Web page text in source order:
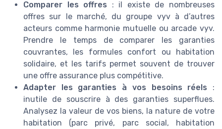
Comparer les offres : il existe de nombreuses
offres sur le marché, du groupe vyv à d’autres
acteurs comme harmonie mutuelle ou arcade vyv.
Prendre le temps de comparer les garanties
couvrantes, les formules confort ou habitation
solidaire, et les tarifs permet souvent de trouver
une offre assurance plus compétitive.
Adapter les garanties à vos besoins réels :
inutile de souscrire à des garanties superflues.
Analysez la valeur de vos biens, la nature de votre
habitation (parc privé, parc social, habitation